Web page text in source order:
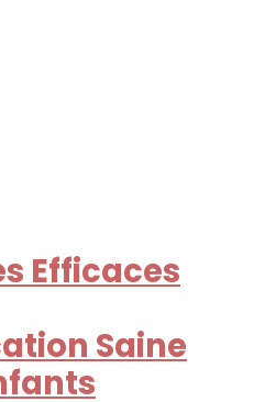
Efficaces
Saine